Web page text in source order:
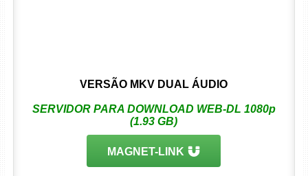
VERSÃO MKV DUAL ÁUDIO
SERVIDOR PARA DOWNLOAD WEB-DL 1080p
(1.93 GB)
MAGNET-LINK